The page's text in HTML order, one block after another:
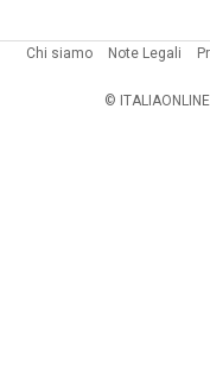
Chi siamo Note Legali
©